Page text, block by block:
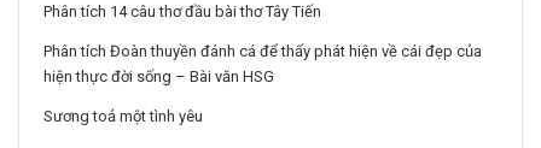
Phân tích 14 câu thơ đầu bài thơ Tây Tiến
Phân tích Đoàn thuyền đánh cá để thấy phát hiện về cái đẹp của
hiện thực đời sống – Bài văn HSG
Sương toả một tình yêu